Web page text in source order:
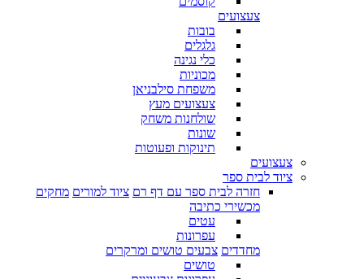
צעצועים
בובות
גלגלים
כלי נגינה
מכוניות
משפחת סילבניאן
צעצועים מעץ
שולחנות משחק
שונות
תינוקות ופעוטות
צעצועים
ציוד לבית ספר
חזרה לבית ספר עם דף רם ציוד למורים מחקים
מכשירי כתיבה
עטים
עפרונות
מחדדים צבעים טושים ומרקרים
טושים